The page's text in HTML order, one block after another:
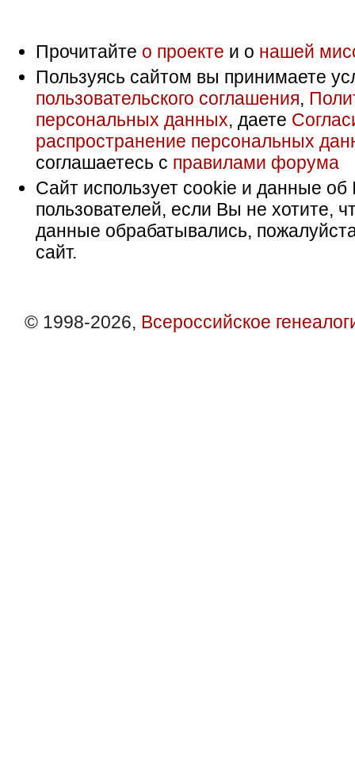
Прочитайте о проекте и о нашей
Пользуясь сайтом вы принимаете
пользовательского соглашения,
персональных данных, даете
распространение персональных
соглашаетесь с правилами форума
Сайт использует cookie и данные об
пользователей, если Вы не хотите,
данные обрабатывались,
сайт.
© 1998-2026, Всероссийское